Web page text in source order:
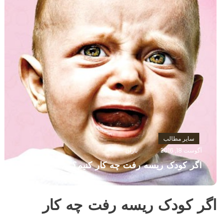
سایر مطالب
آگوست 18, 2016
باران
اگر کودک ریسه رفت چه کار کنیم؟
اگر کودک ریسه رفت چه کار